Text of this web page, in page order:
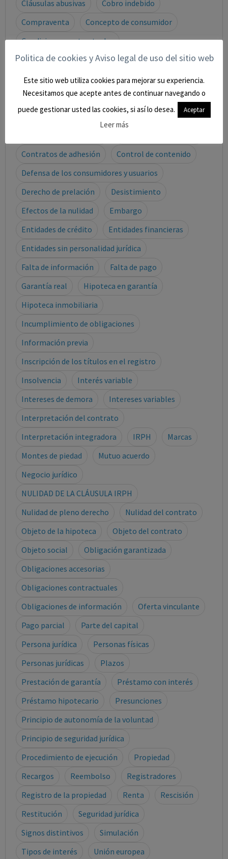
Cláusulas abusivas
Cobro indebido
Compraventa
Concepto de consumidor
Condiciones contractuales
Condiciones generales
Condiciones generales de la contratación
Consecuencias de la escritura
Consignación
Consumidor o usuario
Consumidores y usuarios
Contratos de adhesión
Control de contenido
Defensa de los consumidores y usuarios
Derecho de prelación
Desistimiento
Efectos de la nulidad
Embargo
Entidades de crédito
Entidades financieras
Entidades sin personalidad jurídica
Falta de información
Falta de pago
Garantía real
Hipoteca en garantía
Hipoteca inmobiliaria
Incumplimiento de obligaciones
Información previa
Inscripción de los títulos en el registro
Insolvencia
Interés variable
Intereses de demora
Intereses variables
Interpretación del contrato
Interpretación integradora
IRPH
Marcas
Montes de piedad
Mutuo acuerdo
Negocio jurídico
NULIDAD DE LA CLÁUSULA IRPH
Nulidad de pleno derecho
Nulidad del contrato
Objeto de la hipoteca
Objeto del contrato
Objeto social
Obligación garantizada
Obligaciones accesorias
Obligaciones contractuales
Obligaciones de información
Oferta vinculante
Pago parcial
Parte del capital
Persona jurídica
Personas físicas
Personas jurídicas
Plazos
Prestación de garantía
Préstamo con interés
Préstamo hipotecario
Presunciones
Principio de autonomía de la voluntad
Principio de seguridad jurídica
Procedimiento de ejecución
Propiedad
Recargos
Reembolso
Registradores
Registro de la propiedad
Renta
Rescisión
Restitución
Seguridad jurídica
Signos distintivos
Simulación
Tipos de interés
Unión europea
Politica de cookies y Aviso legal de uso del sitio web
Este sitio web utiliza cookies para mejorar su experiencia.
Necesitamos que acepte antes de continuar navegando o
puede gestionar usted las cookies, si así lo desea.
Aceptar
Leer más